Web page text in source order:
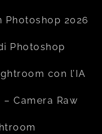
Photoshop 2026
Photoshop
con l’IA
Camera Raw